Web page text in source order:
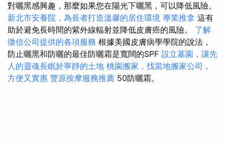
對曬黑感興趣，那麼如果您在陽光下曬黑，可以降低風險。
新北市安養院，為長者打造溫馨的居住環境 專業推拿 這有
助於避免長時間的紫外線輻射並降低皮膚癌的風險。 了解
徵信公司提供的各項服務 根據美國皮膚病學學院的說法，
防止曬黑和防曬的最佳防曬霜是寬闊的SPF 設立墓園，讓先
人的靈魂長眠於寧靜的土地 桃園搬家，找當地搬家公司，
方便又實惠 豐原按摩服務推薦 50防曬霜。